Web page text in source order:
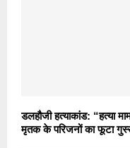
डलहौजी हत्याकांड: “हत्या
मृतक के परिजनों का फूटा